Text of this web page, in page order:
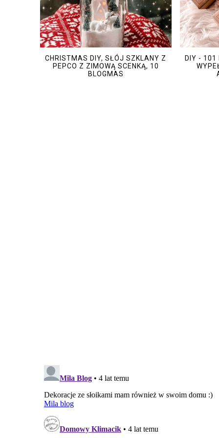
CHRISTMAS DIY, SŁÓJ SZKLANY Z
PEPCO Z ZIMOWĄ SCENKĄ, 10
BLOGMAS
DIY - 101